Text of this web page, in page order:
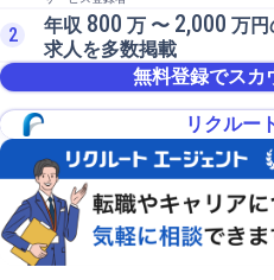
2 年収 800 万 〜 2,000 万円
求人を多数掲載
無料登録でスカ
リクルー